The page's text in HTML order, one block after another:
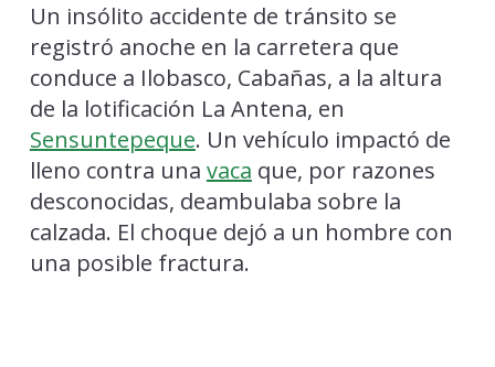
Un insólito accidente de tránsito se
registró anoche en la carretera que
conduce a Ilobasco, Cabañas, a la altura
de la lotificación La Antena, en
Sensuntepeque. Un vehículo impactó de
lleno contra una vaca que, por razones
desconocidas, deambulaba sobre la
calzada. El choque dejó a un hombre con
una posible fractura.